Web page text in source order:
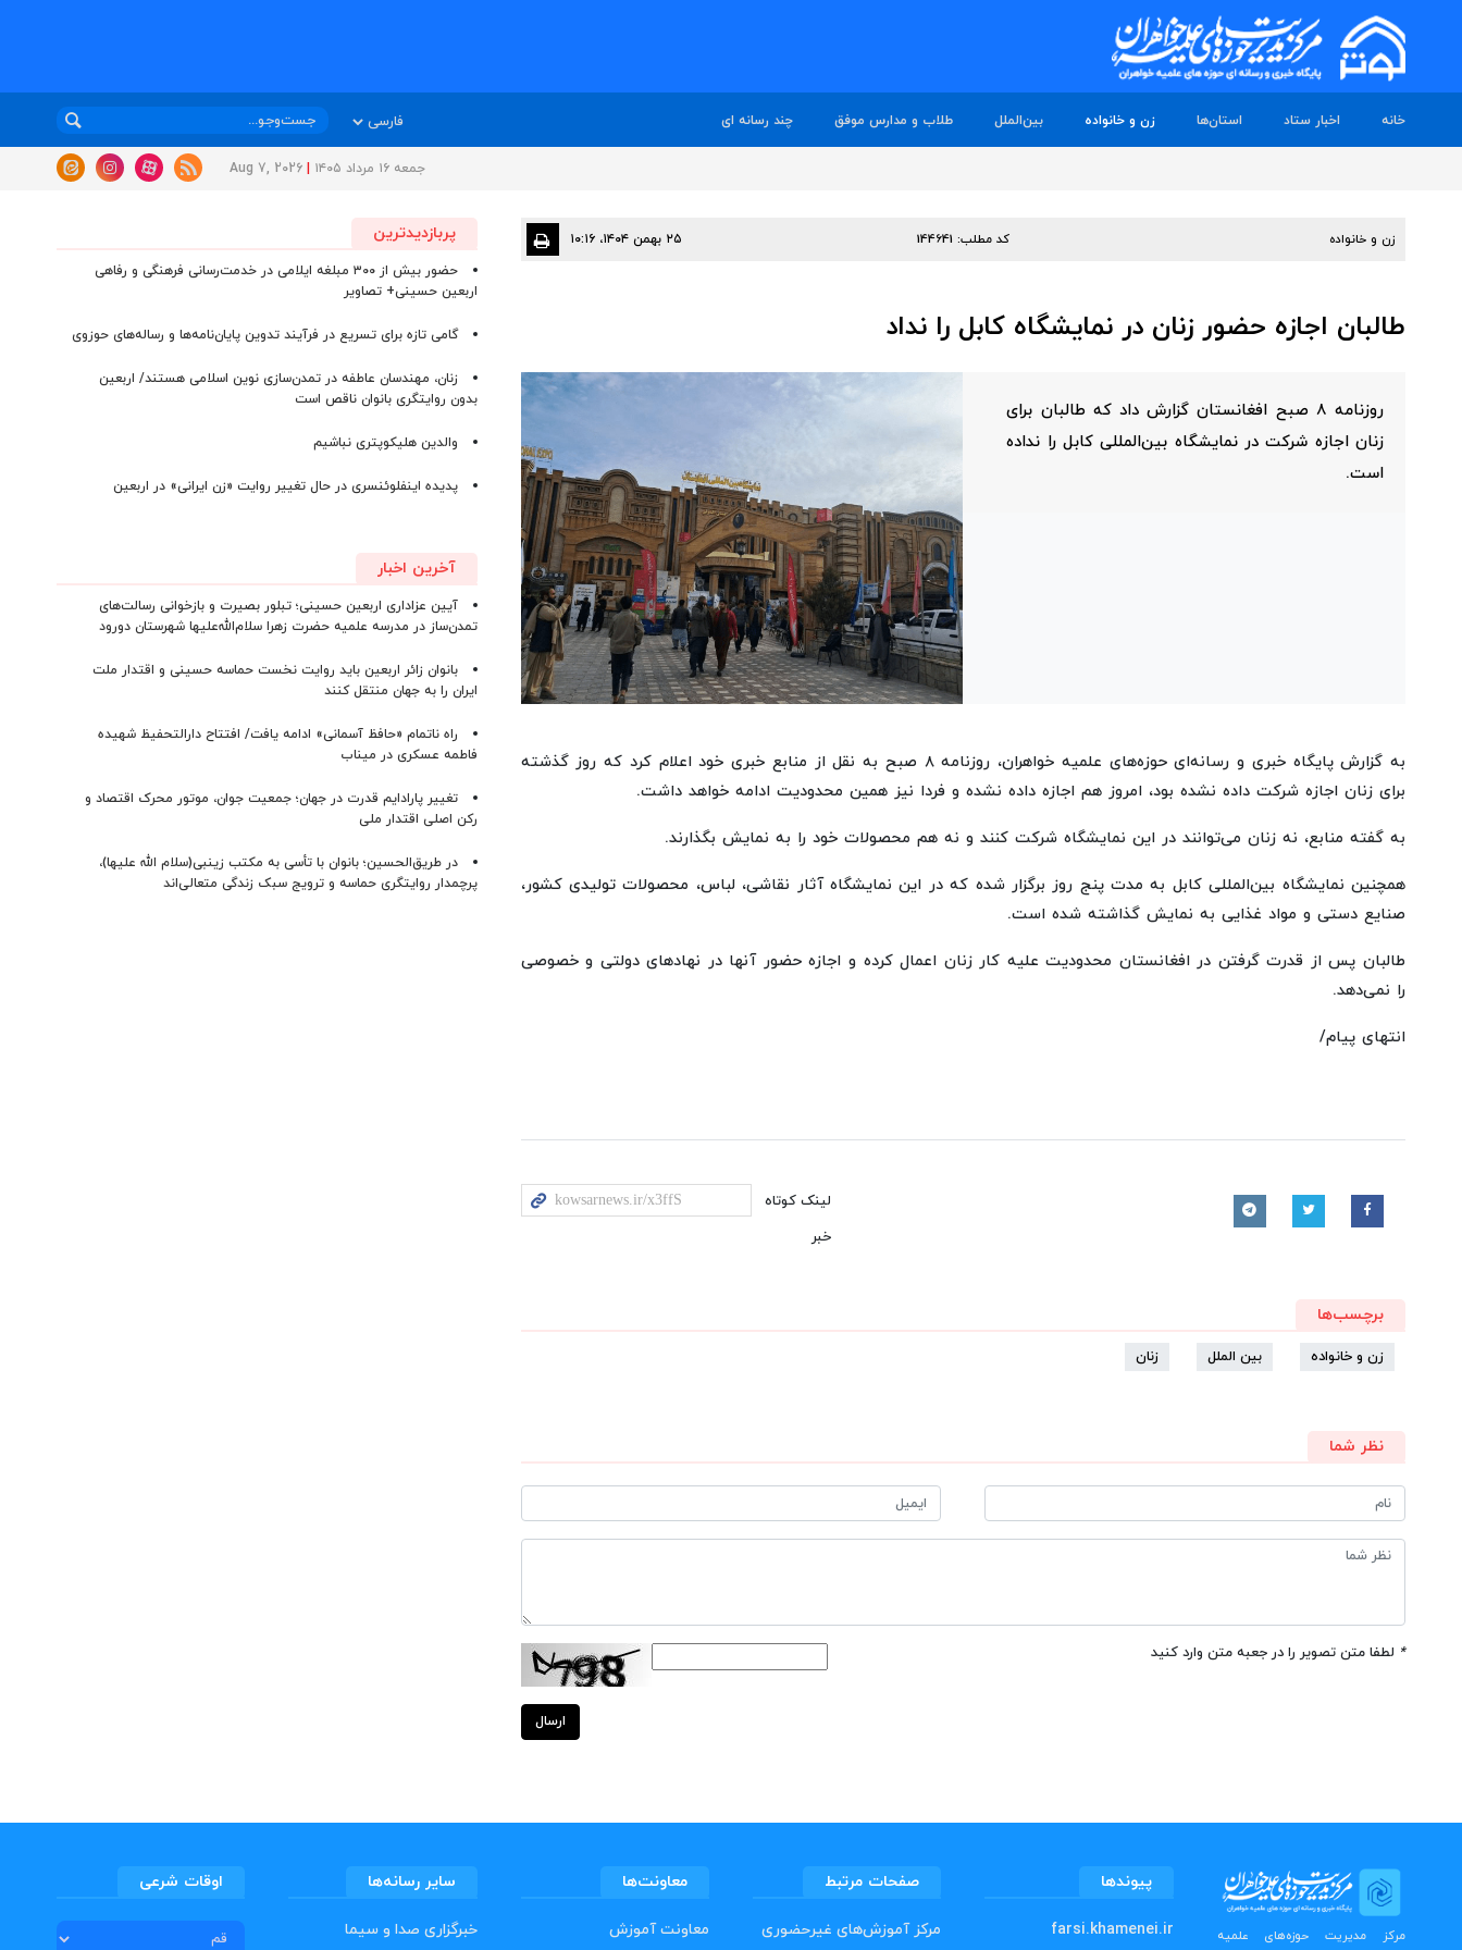
خانه اخبار ستاد استان‌ها زن و خانواده بین‌الملل طلاب و مدارس موفق چند رسانه ای
جمعه ۱۶ مرداد ۱۴۰۵ Aug 7, 2026
زن و خانواده کد مطلب: 144641 ۲۵ بهمن ۱۴۰۴، ۱۰:۱۶
طالبان اجازه حضور زنان در نمایشگاه کابل را نداد
روزنامه ۸ صبح افغانستان گزارش داد که طالبان برای
زنان اجازه شرکت در نمایشگاه بین‌المللی کابل را نداده
است.
به گزارش پایگاه خبری و رسانه‌ای حوزه‌های علمیه خواهران، روزنامه ۸ صبح به نقل از منابع خبری خود اعلام کرد که روز گذشته
برای زنان اجازه شرکت داده نشده بود، امروز هم اجازه داده نشده و فردا نیز همین محدودیت ادامه خواهد داشت.
به گفته منابع، نه زنان می‌توانند در این نمایشگاه شرکت کنند و نه هم محصولات خود را به نمایش بگذارند.
همچنین نمایشگاه بین‌المللی کابل به مدت پنج روز برگزار شده که در این نمایشگاه آثار نقاشی، لباس، محصولات تولیدی کشور،
صنایع دستی و مواد غذایی به نمایش گذاشته شده است.
طالبان پس از قدرت گرفتن در افغانستان محدودیت علیه کار زنان اعمال کرده و اجازه حضور آنها در نهادهای دولتی و خصوصی
را نمی‌دهد.
انتهای پیام/
لینک کوتاه
خبر
برچسب‌ها
زن و خانواده بین الملل زنان
نظر شما
* لطفا متن تصویر را در جعبه متن وارد کنید
ارسال
پربازدیدترین
حضور بیش از ۳۰۰ مبلغه ایلامی در خدمت‌رسانی فرهنگی و رفاهی
اربعین حسینی+ تصاویر
گامی تازه برای تسریع در فرآیند تدوین پایان‌نامه‌ها و رساله‌های حوزوی
زنان، مهندسان عاطفه در تمدن‌سازی نوین اسلامی هستند/ اربعین
بدون روایتگری بانوان ناقص است
والدین هلیکوپتری نباشیم
پدیده اینفلوئنسری در حال تغییر روایت «زن ایرانی» در اربعین
آخرین اخبار
آیین عزاداری اربعین حسینی؛ تبلور بصیرت و بازخوانی رسالت‌های
تمدن‌ساز در مدرسه علمیه حضرت زهرا سلام‌الله‌علیها شهرستان دورود
بانوان زائر اربعین باید روایت نخست حماسه حسینی و اقتدار ملت
ایران را به جهان منتقل کنند
راه ناتمام «حافظ آسمانی» ادامه یافت/ افتتاح دارالتحفیظ شهیده
فاطمه عسکری در میناب
تغییر پارادایم قدرت در جهان؛ جمعیت جوان، موتور محرک اقتصاد و
رکن اصلی اقتدار ملی
در طریق‌الحسین؛ بانوان با تأسی به مکتب زینبی(سلام الله علیها)،
پرچمدار روایتگری حماسه و ترویج سبک زندگی متعالی‌اند
مرکز مدیریت حوزه‌های علمیه
پیوندها
farsi.khamenei.ir
صفحات مرتبط
مرکز آموزش‌های غیرحضوری
معاونت‌ها
معاونت آموزش
سایر رسانه‌ها
خبرگزاری صدا و سیما
اوقات شرعی